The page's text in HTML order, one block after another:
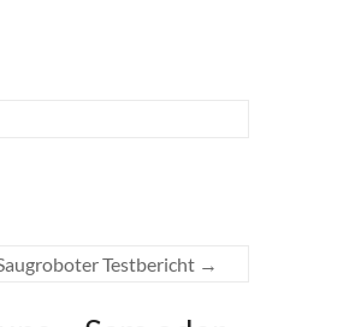
Testbericht →